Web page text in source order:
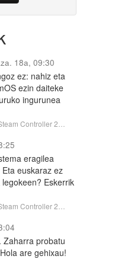
18a, 09:30
ez: nahiz eta
ezin daiteke
ingurunea
Controller 2…
eragilea
euskaraz ez
Eskerrik
Controller 2…
Zaharra probatu
are gehixau!